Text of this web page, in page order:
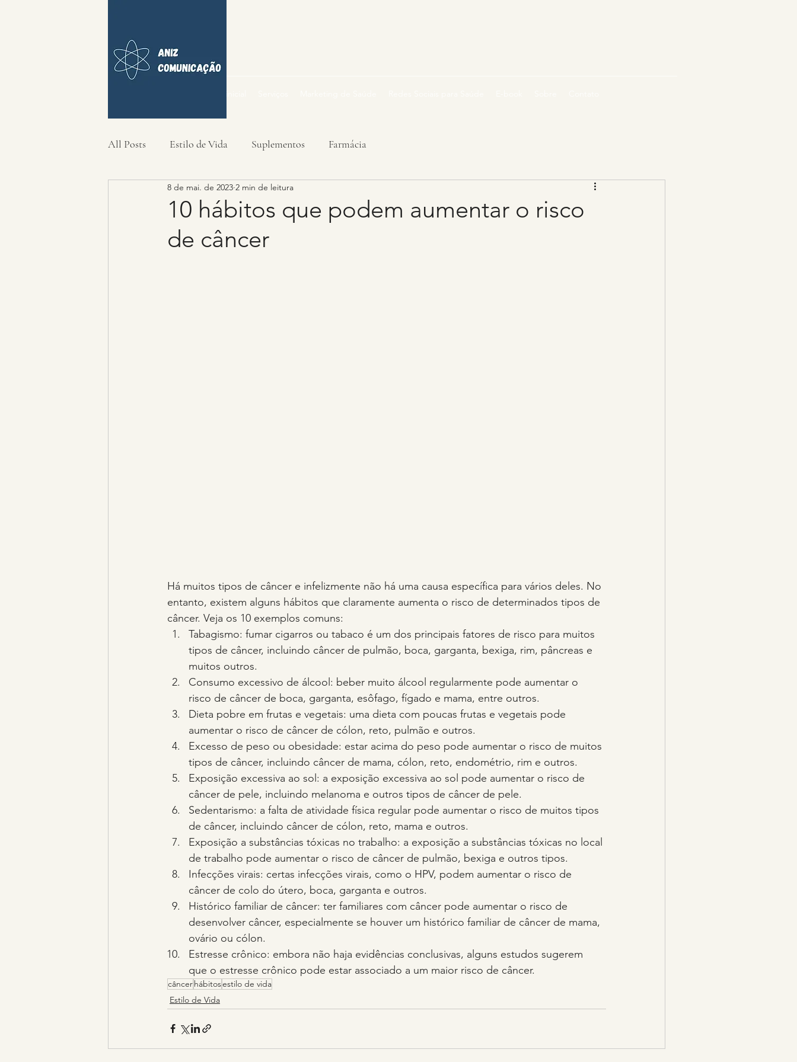
All Posts Estilo de Vida Suplementos Farmácia
10 hábitos que podem aumentar o risco
de câncer
8 de mai. de 2023 2 min de leitura
Há muitos tipos de câncer e infelizmente não há uma causa específica para vários deles. No
entanto, existem alguns hábitos que claramente aumenta o risco de determinados tipos de
câncer. Veja os 10 exemplos comuns:
Tabagismo: fumar cigarros ou tabaco é um dos principais fatores de risco para muitos
tipos de câncer, incluindo câncer de pulmão, boca, garganta, bexiga, rim, pâncreas e
muitos outros.
Consumo excessivo de álcool: beber muito álcool regularmente pode aumentar o
risco de câncer de boca, garganta, esôfago, fígado e mama, entre outros.
Dieta pobre em frutas e vegetais: uma dieta com poucas frutas e vegetais pode
aumentar o risco de câncer de cólon, reto, pulmão e outros.
Excesso de peso ou obesidade: estar acima do peso pode aumentar o risco de muitos
tipos de câncer, incluindo câncer de mama, cólon, reto, endométrio, rim e outros.
Exposição excessiva ao sol: a exposição excessiva ao sol pode aumentar o risco de
câncer de pele, incluindo melanoma e outros tipos de câncer de pele.
Sedentarismo: a falta de atividade física regular pode aumentar o risco de muitos tipos
de câncer, incluindo câncer de cólon, reto, mama e outros.
Exposição a substâncias tóxicas no trabalho: a exposição a substâncias tóxicas no local
de trabalho pode aumentar o risco de câncer de pulmão, bexiga e outros tipos.
Infecções virais: certas infecções virais, como o HPV, podem aumentar o risco de
câncer de colo do útero, boca, garganta e outros.
Histórico familiar de câncer: ter familiares com câncer pode aumentar o risco de
desenvolver câncer, especialmente se houver um histórico familiar de câncer de mama,
ovário ou cólon.
Estresse crônico: embora não haja evidências conclusivas, alguns estudos sugerem
que o estresse crônico pode estar associado a um maior risco de câncer.
câncerhábitosestilo de vida
Estilo de Vida